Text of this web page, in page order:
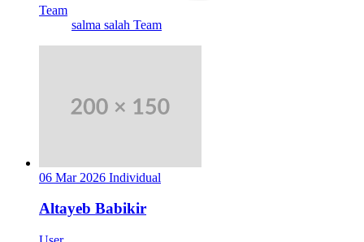
Team
salma salah Team
06 Mar 2026 Individual
Altayeb Babikir